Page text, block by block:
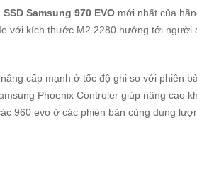
SSD Samsung 970 EVO mới nhất của
với kích thước M2 2280 hướng tới người
cấp mạnh ở tốc độ ghi so với phiên
Phoenix Controler giúp nâng cao
960 evo ở các phiên bản cùng dung